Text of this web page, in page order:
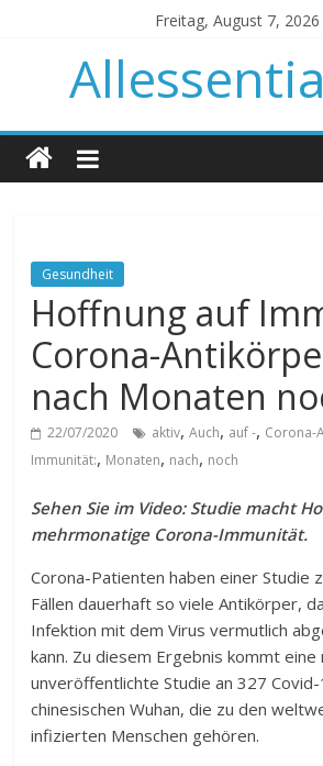
Freitag, August 7, 2026
Gesundheit
Hoffnung auf
Corona-
nach Monaten
22/07/2020 aktiv,Auch, auf -, Corona-
Immunität:, Monaten, nach, noch
Sehen Sie im Video: Studie macht
mehrmonatige Corona-Immunität.
Corona-Patienten haben einer Studie
Fällen dauerhaft so viele Antikörper,
Infektion mit dem Virus vermutlich
kann. Zu diesem Ergebnis kommt eine
unveröffentlichte Studie an 327
chinesischen Wuhan, die zu den
infizierten Menschen gehören.